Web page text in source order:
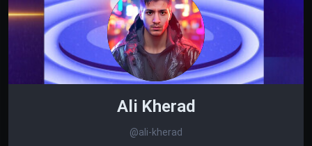
Ali Kherad
@ali-kherad